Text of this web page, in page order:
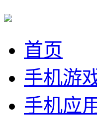
首页
手机游
手机应